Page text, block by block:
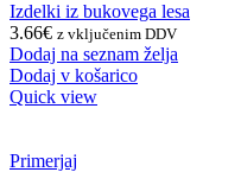
Izdelki iz bukovega lesa
3.66€ z vključenim DDV
Dodaj na seznam želja
Dodaj v košarico
Quick view
Primerjaj